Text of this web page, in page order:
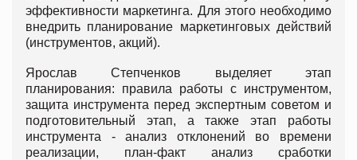
эффективности маркетинга. Для этого необходимо
внедрить планирование маркетинговых действий
(инструментов, акций).
Ярослав Степченков выделяет этап
планирования: правила работы с инструментом,
защита инструмента перед экспертным советом и
подготовительный этап, а также этап работы
инструмента - анализ отклонений во времени
реализации, план-факт анализ сработки